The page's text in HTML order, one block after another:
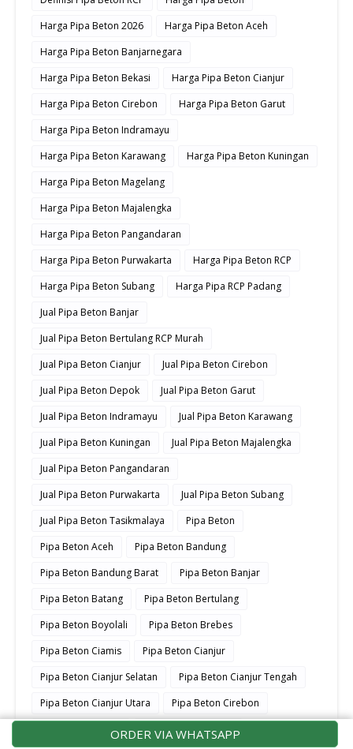
ORDER VIA WHATSAPP
Harga Pipa Beton 2026
Harga Pipa Beton Aceh
Harga Pipa Beton Banjarnegara
Harga Pipa Beton Bekasi
Harga Pipa Beton Cianjur
Harga Pipa Beton Cirebon
Harga Pipa Beton Garut
Harga Pipa Beton Indramayu
Harga Pipa Beton Karawang
Harga Pipa Beton Kuningan
Harga Pipa Beton Magelang
Harga Pipa Beton Majalengka
Harga Pipa Beton Pangandaran
Harga Pipa Beton Purwakarta
Harga Pipa Beton RCP
Harga Pipa Beton Subang
Harga Pipa RCP Padang
Jual Pipa Beton Banjar
Jual Pipa Beton Bertulang RCP Murah
Jual Pipa Beton Cianjur
Jual Pipa Beton Cirebon
Jual Pipa Beton Depok
Jual Pipa Beton Garut
Jual Pipa Beton Indramayu
Jual Pipa Beton Karawang
Jual Pipa Beton Kuningan
Jual Pipa Beton Majalengka
Jual Pipa Beton Pangandaran
Jual Pipa Beton Purwakarta
Jual Pipa Beton Subang
Jual Pipa Beton Tasikmalaya
Pipa Beton
Pipa Beton Aceh
Pipa Beton Bandung
Pipa Beton Bandung Barat
Pipa Beton Banjar
Pipa Beton Batang
Pipa Beton Bertulang
Pipa Beton Boyolali
Pipa Beton Brebes
Pipa Beton Ciamis
Pipa Beton Cianjur
Pipa Beton Cianjur Selatan
Pipa Beton Cianjur Tengah
Pipa Beton Cianjur Utara
Pipa Beton Cirebon
Pipa Beton Depok
Pipa Beton Drainase